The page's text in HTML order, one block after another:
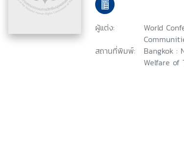
ผู้แต่ง:
World
สถานที่พิมพ์:
Bangkok :
Welfare of